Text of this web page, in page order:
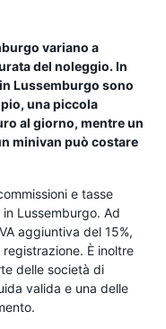
variano a
del noleggio. In
Lussemburgo sono
una piccola
al giorno, mentre un
minivan può costare
e tasse
Lussemburgo. Ad
aggiuntiva del 15%,
È inoltre
delle società di
valida e una delle